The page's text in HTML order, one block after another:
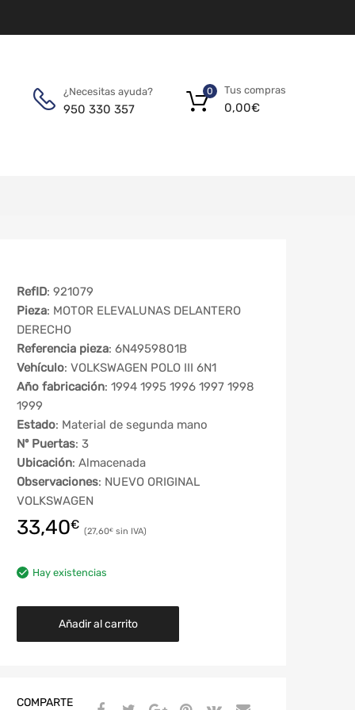
¿Necesitas ayuda?
950 330 357
Tus compras
0,00€
0
RefID: 921079
Pieza: MOTOR ELEVALUNAS DELANTERO
DERECHO
Referencia pieza: 6N4959801B
Vehículo: VOLKSWAGEN POLO III 6N1
Año fabricación: 1994 1995 1996 1997 1998
1999
Estado: Material de segunda mano
Nº Puertas: 3
Ubicación: Almacenada
Observaciones: NUEVO ORIGINAL
VOLKSWAGEN
33,40€ 27,60€
Hay existencias
Añadir al carrito
COMPARTE